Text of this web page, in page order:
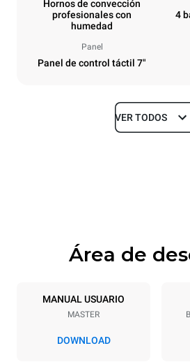
Hornos de convección
profesionales con
humedad
4
Panel
Panel de control táctil 7"
Tamaños
Especificaciones de
4
Distancia entre bandejas
VER TODOS
Área de
MANUAL USUARIO
MASTER
DOWNLOAD